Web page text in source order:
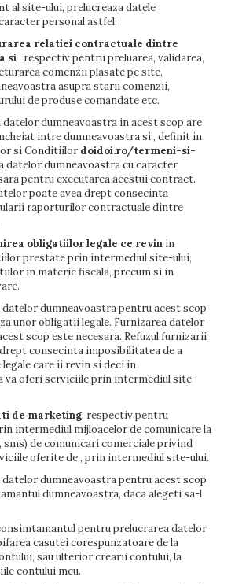
al site-ului, prelucreaza datele
personal astfel:
relatiei contractuale dintre
si, respectiv pentru preluarea, validarea,
comenzii plasate pe site,
asupra starii comenzii,
de produse comandate etc.
datelor dumneavoastra in acest scop are
intre dumneavoastra si, definit in
si Conditiilor doidoi.ro/termeni-si-
datelor dumneavoastra cu caracter
pentru executarea acestui contract.
poate avea drept consecinta
raporturilor contractuale dintre
obligatiilor legale ce revin in
prestate prin intermediul site-ului,
in materie fiscala, precum si in
datelor dumneavoastra pentru acest scop
unor obligatii legale. Furnizarea datelor
scop este necesara. Refuzul furnizarii
consecinta imposibilitatea de a
care ii revin si deci in
va oferi serviciile prin intermediul site-
de marketing, respectiv pentru
intermediul mijloacelor de comunicare la
sms) de comunicari comerciale privind
oferite de, prin intermediul site-ului.
datelor dumneavoastra pentru acest scop
dumneavoastra, daca alegeti sa-l
pentru prelucrarea datelor
casutei corespunzatoare de la
sau ulterior crearii contului, la
contului meu.